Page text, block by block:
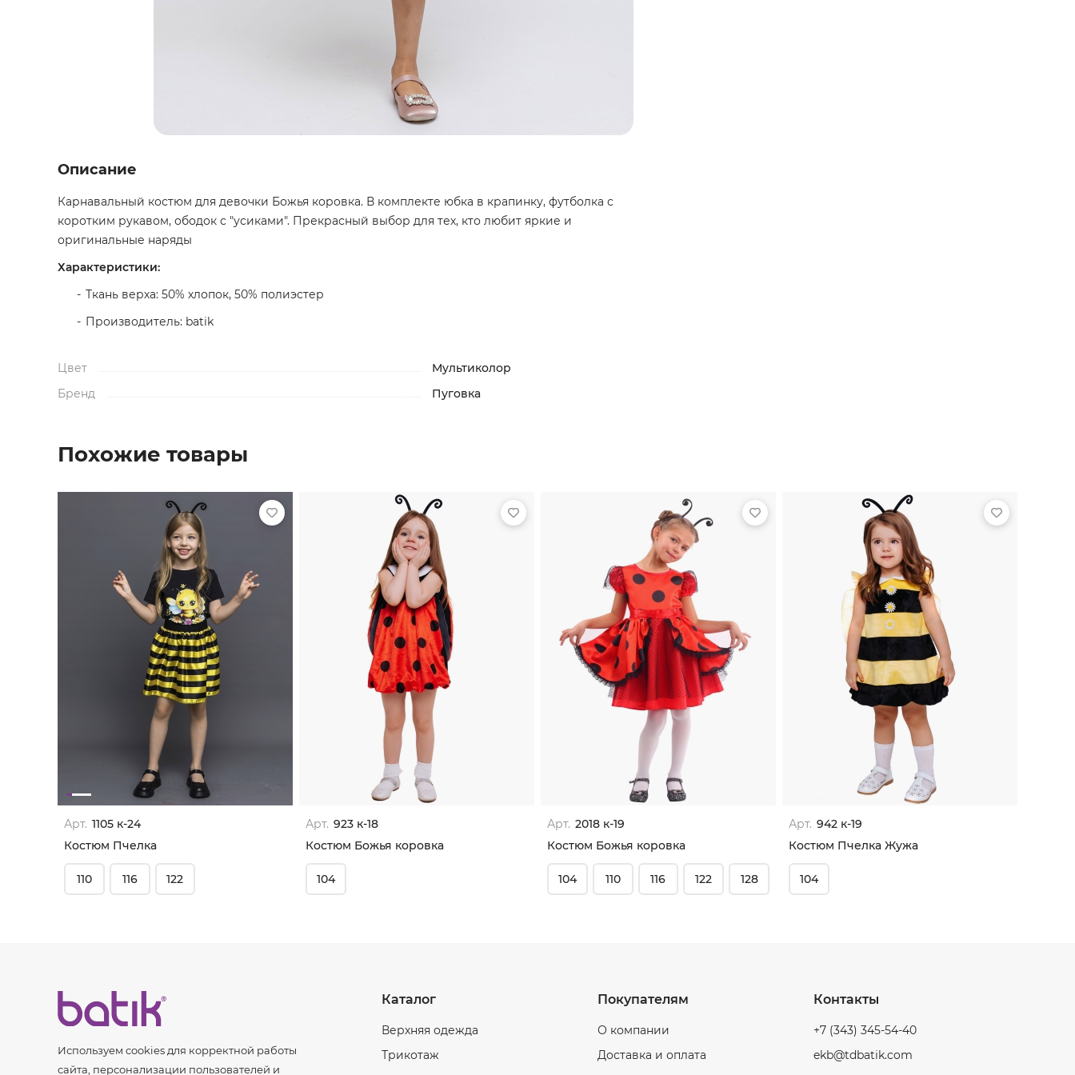
Описание
Карнавальный костюм для девочки Божья коровка. В комплекте юбка в крапинку, футболка с
коротким рукавом, ободок с "усиками". Прекрасный выбор для тех, кто любит яркие и
оригинальные наряды
Характеристики:
Ткань верха: 50% хлопок, 50% полиэстер
Производитель: batik
Цвет
Мультиколор
Бренд
Пуговка
Похожие товары
Арт. 1105 к-24
Костюм Пчелка
110 116 122
Арт. 923 к-18
Костюм Божья коровка
104
Арт. 2018 к-19
Костюм Божья коровка
104 110 116 122 128
Арт. 942 к-19
Костюм Пчелка Жужа
104
Используем cookies для корректной работы
сайта, персонализации пользователей и
Каталог
Верхняя одежда
Трикотаж
Покупателям
О компании
Доставка и оплата
Контакты
+7 (343) 345-54-40
ekb@tdbatik.com